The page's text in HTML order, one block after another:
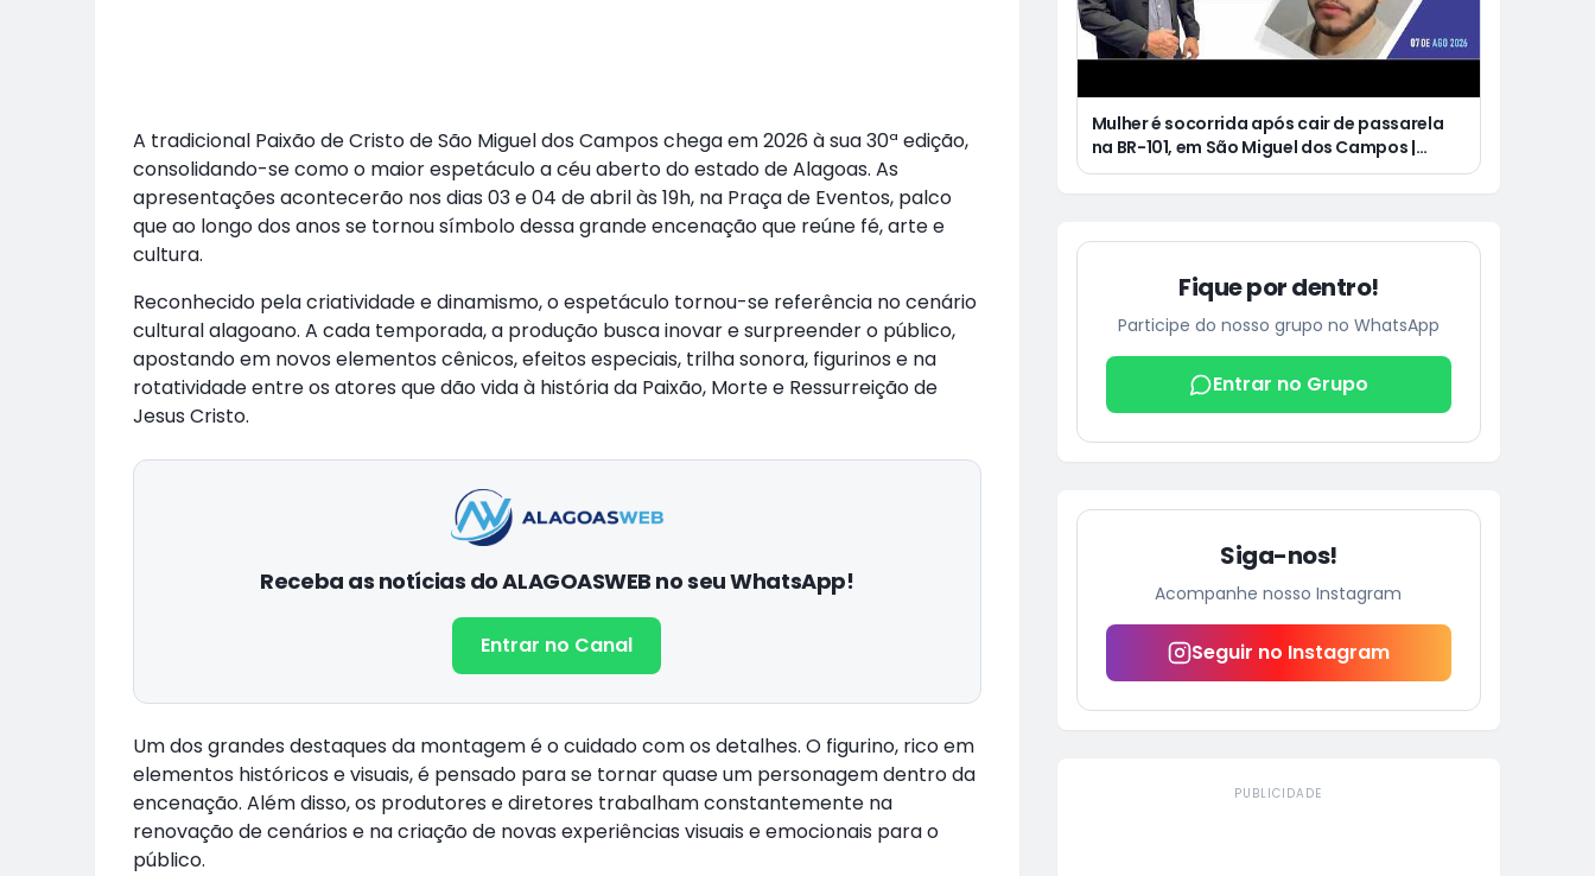
A tradicional Paixão de Cristo de São Miguel dos Campos chega em 2026 à sua 30ª edição,
consolidando-se como o maior espetáculo a céu aberto do estado de Alagoas. As
apresentações acontecerão nos dias 03 e 04 de abril às 19h, na Praça de Eventos, palco
que ao longo dos anos se tornou símbolo dessa grande encenação que reúne fé, arte e
cultura.
Reconhecido pela criatividade e dinamismo, o espetáculo tornou-se referência no cenário
cultural alagoano. A cada temporada, a produção busca inovar e surpreender o público,
apostando em novos elementos cênicos, efeitos especiais, trilha sonora, figurinos e na
rotatividade entre os atores que dão vida à história da Paixão, Morte e Ressurreição de
Jesus Cristo.
Receba as notícias do ALAGOASWEB no seu WhatsApp!
Entrar no Canal
Um dos grandes destaques da montagem é o cuidado com os detalhes. O figurino, rico em
elementos históricos e visuais, é pensado para se tornar quase um personagem dentro da
encenação. Além disso, os produtores e diretores trabalham constantemente na
renovação de cenários e na criação de novas experiências visuais e emocionais para o
público.
Mulher é socorrida após cair de passarela
na BR-101, em São Miguel dos Campos |
Jovem de 25 anos morre após acidente de
Fique por dentro!
Participe do nosso grupo no WhatsApp
Entrar no Grupo
Siga-nos!
Acompanhe nosso Instagram
Seguir no Instagram
PUBLICIDADE